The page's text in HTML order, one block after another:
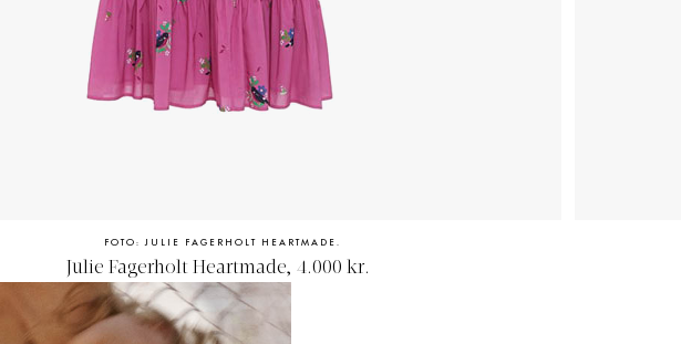
FOTO: JULIE FAGERHOLT HEARTMADE.